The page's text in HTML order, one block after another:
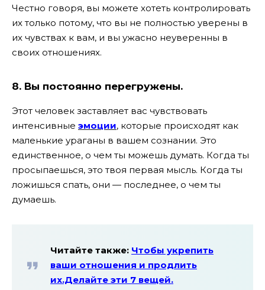
Честно говоря, вы можете хотеть контролировать
их только потому, что вы не полностью уверены в
их чувствах к вам, и вы ужасно неуверенны в
своих отношениях.
8. Вы постоянно перегружены.
Этот человек заставляет вас чувствовать
интенсивные эмоции, которые происходят как
маленькие ураганы в вашем сознании. Это
единственное, о чем ты можешь думать. Когда ты
просыпаешься, это твоя первая мысль. Когда ты
ложишься спать, они — последнее, о чем ты
думаешь.
Читайте также: Чтобы укрепить
ваши отношения и продлить
их.Делайте эти 7 вещей.